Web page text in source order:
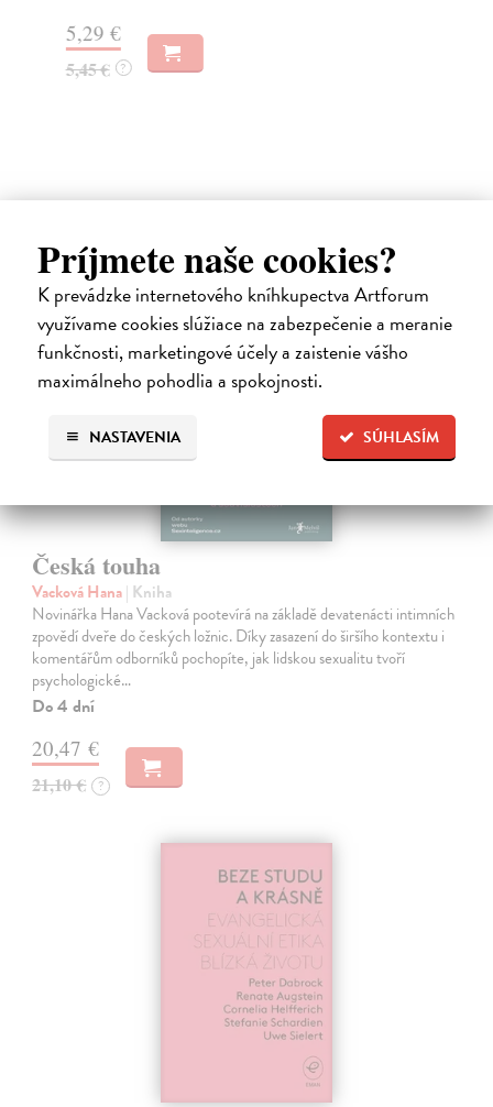
Príjmete naše cookies?
K prevádzke internetového kníhkupectva Artforum
využívame cookies slúžiace na zabezpečenie a meranie
funkčnosti, marketingové účely a zaistenie vášho
maximálneho pohodlia a spokojnosti.
SÚHLASÍM
NASTAVENIA
5,29 €
5,45 € ?
Česká touha
Vacková Hana| Kniha
Novinářka Hana Vacková pootevírá na základě devatenácti intimních
zpovědí dveře do českých ložnic. Díky zasazení do širšího kontextu i
komentářům odborníků pochopíte, jak lidskou sexualitu tvoří
psychologické…
Do 4 dní
20,47 €
21,10 € ?